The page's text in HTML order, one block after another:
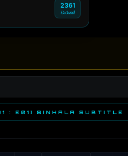
2361
වාරයක්
: E01] SINHALA SUBTITLE